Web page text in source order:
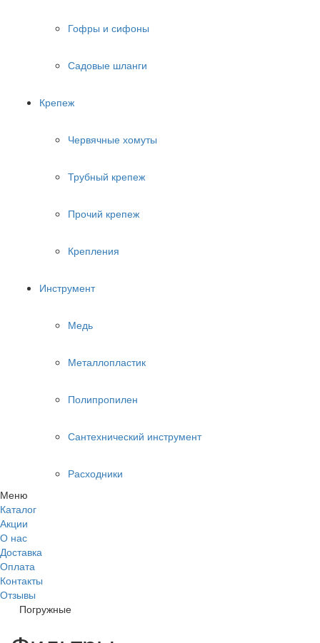
Гофры и сифоны
Садовые шланги
Крепеж
Червячные хомуты
Трубный крепеж
Прочий крепеж
Крепления
Инструмент
Медь
Металлопластик
Полипропилен
Сантехнический инструмент
Расходники
Меню
Каталог
Акции
О нас
Доставка
Оплата
Контакты
Отзывы
Погружные